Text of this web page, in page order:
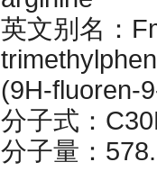
英文别名：
(9H-fluoren-
分子式：
分子量：